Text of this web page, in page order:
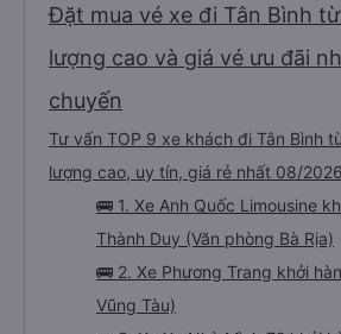
Đặt mua vé xe đi Tân Bình
lượng cao và giá vé ưu đãi
chuyến
Tư vấn TOP 9 xe khách đi Tân Bình
lượng cao, uy tín, giá rẻ nhất 08/2026
🚌 1. Xe Anh Quốc Limousine
Thành Duy (Văn phòng Bà Rịa)
🚌 2. Xe Phương Trang khởi
Vũng Tàu)